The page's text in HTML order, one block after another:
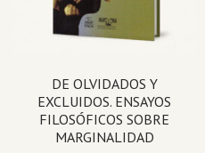
DE OLVIDADOS Y
EXCLUIDOS. ENSAYOS
FILOSÓFICOS SOBRE
MARGINALIDAD